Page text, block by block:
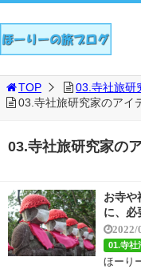
TOP
03.寺社旅研
03.寺社旅研究家のアイ
03.寺社旅研究家の
お寺や
に、必
2022/
01.寺社
ほーり